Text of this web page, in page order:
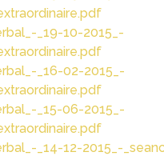
_19-10-2015_-
_16-02-2015_-
_15-06-2015_-
_14-12-2015_-